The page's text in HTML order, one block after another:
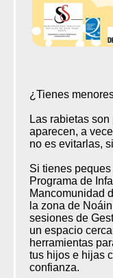
¿Tienes
Las rabietas
aparecen, a
no es evitarlas,
Si tienes peques
Programa de
Mancomunidad
la zona de
sesiones de
un espacio
herramientas
tus hijos e hijas
confianza.